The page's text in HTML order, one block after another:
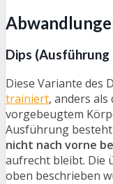
Dips
Diese Variante des
trainiert, anders
vorgebeugtem
Ausführung
nicht nach vorne
aufrecht bleibt. Die
oben beschrieben